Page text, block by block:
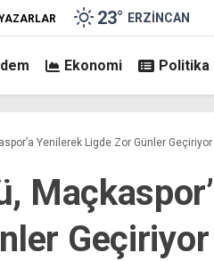
23° ERZINCAN
Ekonomi Politika
Yenilerek Ligde Zor Günler Geçiriyor
Geçiriyor